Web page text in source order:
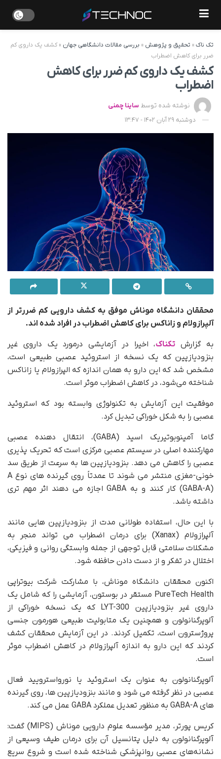
تک ناک» تحقیق و پژوهش » بررسی مقالات دانشگاهی جهان »کشف یک داروی کم
ضرر برای کاهش اضطراب
کشف یک داروی کم ضرر برای کاهش
اضطراب
نوشته شده توسط ساینا چمنی
دوشنبه 29 آبان 1402 - 13:47
محققان دانشگاه موناش موفق به کشف دارویی کم ضررتر از
آلپرازولام و زاناکس برای کاهش اضطراب در افراد شده اند.
به گزارش تکناک، اخیرا در آزمایشی درمورد یک داروی غیر
بنزودیازپین که یک نسخه از استروئید عصبی طبیعی است،
مشخص شد که این دارو به همان اندازه که الپرازولام یا زاناکس
شناخته می‌شود، در کاهش اضطراب موثر است.
موفقیت این آزمایش به تکنولوژی وابسته بود که استروئید
عصبی را به شکل خوراکی تبدیل کرد.
گاما آمینوبوتیریک اسید (GABA)،‌ انتقال دهنده عصبی
مهارکننده اصلی در سیستم عصبی مرکزی است که تحریک پذیری
عصبی را کاهش می دهد. بنزودیازپین ها به سرعت از طریق سد
خونی-مغزی منتشر می شوند تا عمدتاً روی گیرنده های نوع A
(GABA-A) کار کنند و به GABA اجازه می دهند اثر مهم تری
داشته باشد.
با این حال، استفاده طولانی مدت از بنزودیازپین هایی مانند
آلپرازولام (Xanax) برای درمان اضطراب می تواند منجر به
مشکلات سلامتی قابل توجهی از جمله وابستگی روانی و فیزیکی،
اختلال در تفکر و از دست دادن حافظه شود.
اکنون محققان دانشگاه موناش، با مشارکت شرکت بیوتراپی
PureTech Health مستقر در بوستون، آزمایشی را که شامل یک
داروی غیر بنزودیازپین LYT-300 که یک نسخه خوراکی از
آلوپرگنانولون و همچنین یک متابولیت طبیعی هورمون جنسی
پروژسترون است، تکمیل کردند. در این آزمایش محققان کشف
کردند که این دارو به اندازه آلپرازولام در کاهش اضطراب موثر
است.
آلوپرگنانولون به عنوان یک استروئید یا نورواسترویید فعال
عصبی در نظر گرفته می شود و مانند بنزودیازپین ها، روی گیرنده
های GABA-A به منظور تعدیل عملکرد GABA عمل می کند.
کریس پورتر، مدیر مؤسسه علوم دارویی موناش (MIPS) گفت:
آلوپرگنانولون به دلیل پتانسیل آن برای درمان طیف وسیعی از
نشانه‌های عصبی روانپزشکی شناخته شده است و شروع سریع